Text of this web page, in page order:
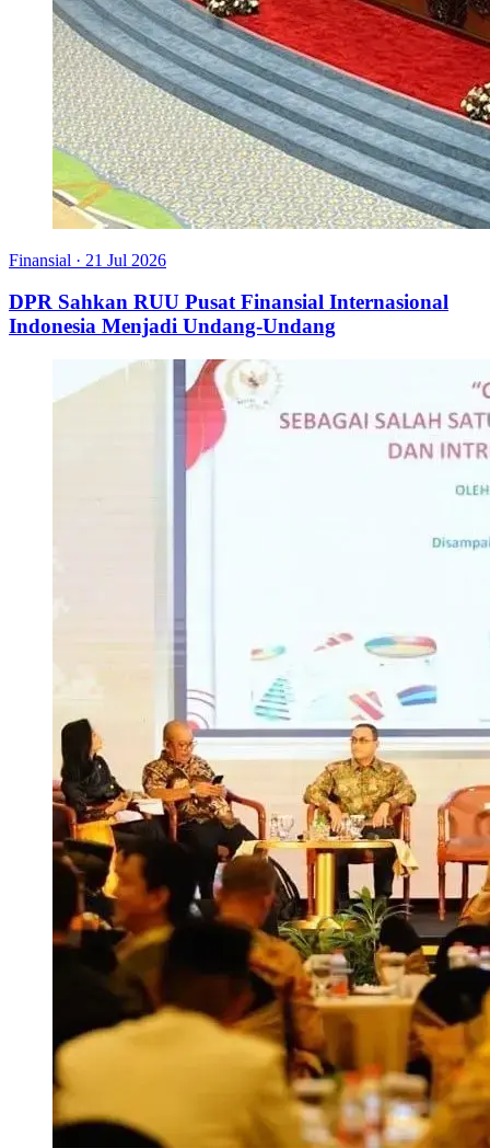
Finansial · 21 Jul 2026
DPR Sahkan RUU Pusat Finansial Internasional
Indonesia Menjadi Undang-Undang